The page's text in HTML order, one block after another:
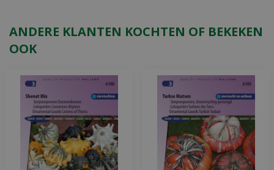
ANDERE KLANTEN KOCHTEN OF BEKEKEN
OOK